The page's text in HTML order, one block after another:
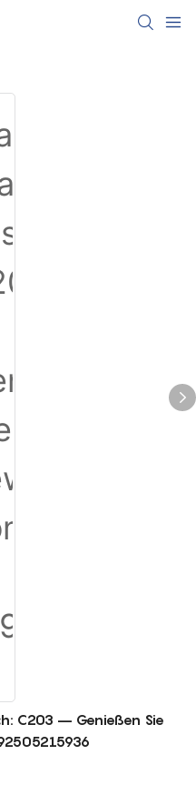
C203 – Genießen Sie